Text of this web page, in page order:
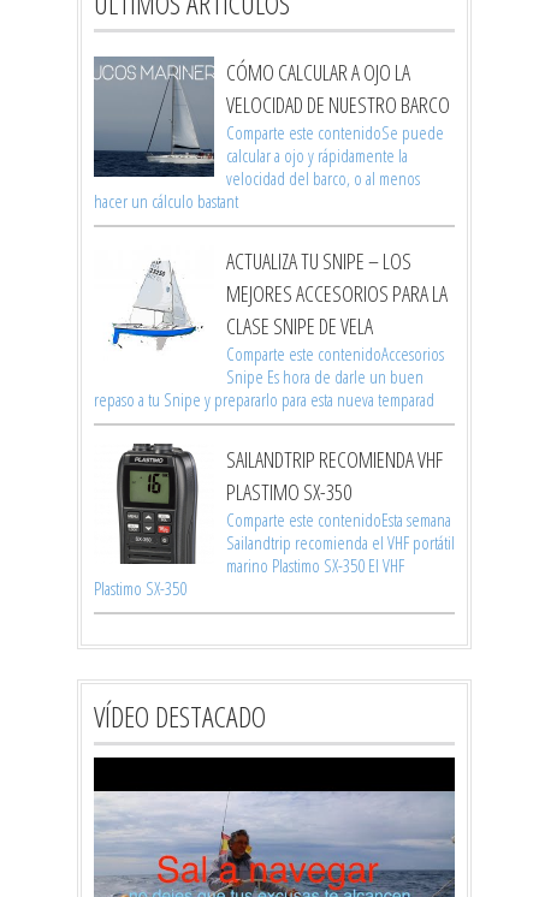
CÓMO CALCULAR A OJO LA
VELOCIDAD DE NUESTRO BARCO
Comparte este contenidoSe puede
calcular a ojo y rápidamente la
velocidad del barco, o al menos
hacer un cálculo bastant
ACTUALIZA TU SNIPE – LOS
MEJORES ACCESORIOS PARA LA
CLASE SNIPE DE VELA
Comparte este contenidoAccesorios
Snipe Es hora de darle un buen
repaso a tu Snipe y prepararlo para esta nueva temparad
SAILANDTRIP RECOMIENDA VHF
PLASTIMO SX-350
Comparte este contenidoEsta semana
Sailandtrip recomienda el VHF portátil
marino Plastimo SX-350 El VHF
Plastimo SX-350
VÍDEO DESTACADO